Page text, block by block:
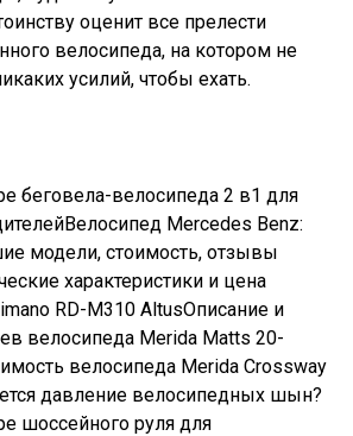
оценит все прелести
велосипеда, на котором не
усилий, чтобы ехать.
беговела-велосипеда 2 в1 для
Mercedes Benz:
модели, стоимость, отзывы
характеристики и цена
RD-M310 AltusОписание и
велосипеда Merida Matts 20-
велосипеда Merida Crossway
давление велосипедных шын?
шоссейного руля для